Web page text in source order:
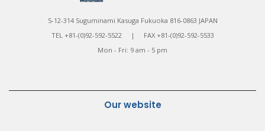
5-12-314 Suguminami Kasuga Fukuoka 816-0863 JAPAN
TEL +81-(0)92-592-5522 | FAX +81-(0)92-592-5533
Mon - Fri: 9 am - 5 pm
Our website